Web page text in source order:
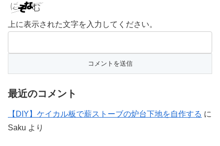
上に表示された文字を入力してください。
最近のコメント
【DIY】ケイカル板で薪ストーブの炉台下地を自作する に
Saku より